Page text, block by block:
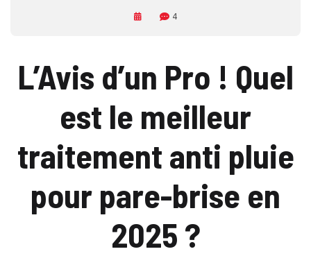
4
L’Avis d’un Pro ! Quel
est le meilleur
traitement anti pluie
pour pare-brise en
2025 ?